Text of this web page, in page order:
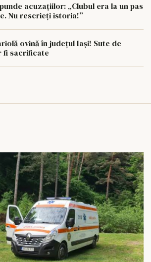
acuzațiilor: „Clubul era la un pas
Nu rescrieți istoria!”
ovină în județul Iași! Sute de
fi sacrificate